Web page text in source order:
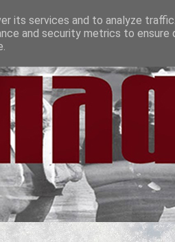
its services and to analyze
and security metrics to